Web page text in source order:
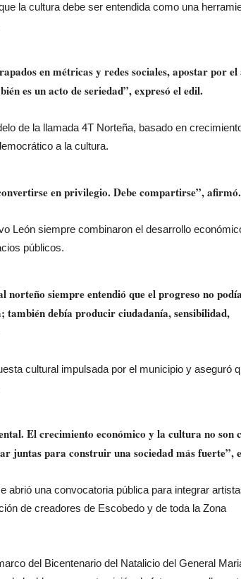
la cultura debe ser entendida como una
en métricas y redes sociales, apostar por
es un acto de seriedad”, expresó el edil.
de la llamada 4T Norteña, basado en
a la cultura.
en privilegio. Debe compartirse”, afirmó.
León siempre combinaron el desarrollo
públicos.
siempre entendió que el progreso no podía
debía producir ciudadanía, sensibilidad,
cultural impulsada por el municipio y aseguró
El crecimiento económico y la cultura no son
juntas para construir una sociedad más fuerte”,
abrió una convocatoria pública para integrar
de creadores de Escobedo y de toda la Zona
del Bicentenario del Natalicio del General